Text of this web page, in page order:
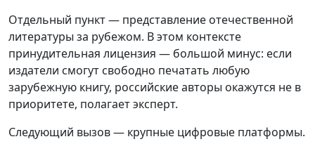
Отдельный пункт — представление отечественной
литературы за рубежом. В этом контексте
принудительная лицензия — большой минус: если
издатели смогут свободно печатать любую
зарубежную книгу, российские авторы окажутся не в
приоритете, полагает эксперт.
Следующий вызов — крупные цифровые платформы.